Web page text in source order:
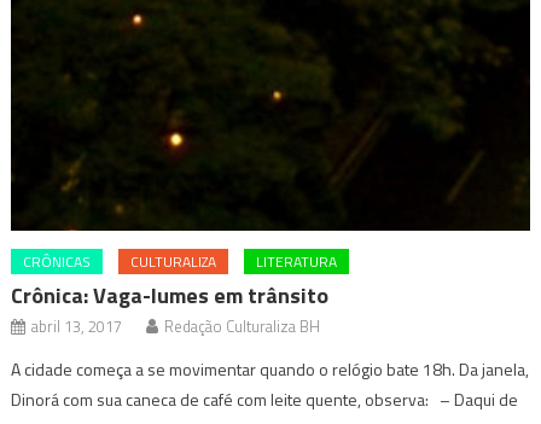
CRÔNICAS CULTURALIZA LITERATURA
Crônica: Vaga-lumes em trânsito
abril 13, 2017 Redação Culturaliza BH
A cidade começa a se movimentar quando o relógio bate 18h. Da janela,
Dinorá com sua caneca de café com leite quente, observa: – Daqui de